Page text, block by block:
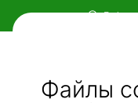
Файлы
Мебель и
Ищи...